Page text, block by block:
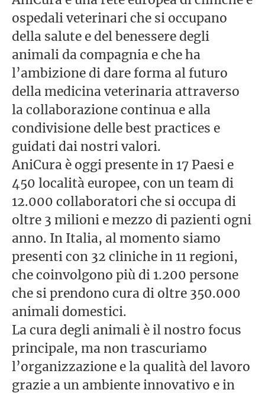
ospedali veterinari che si occupano
della salute e del benessere degli
animali da compagnia e che ha
l’ambizione di dare forma al futuro
della medicina veterinaria attraverso
la collaborazione continua e alla
condivisione delle best practices e
guidati dai nostri valori.
AniCura è oggi presente in 17 Paesi e
450 località europee, con un team di
12.000 collaboratori che si occupa di
oltre 3 milioni e mezzo di pazienti ogni
anno. In Italia, al momento siamo
presenti con 32 cliniche in 11 regioni,
che coinvolgono più di 1.200 persone
che si prendono cura di oltre 350.000
animali domestici.
La cura degli animali è il nostro focus
principale, ma non trascuriamo
l’organizzazione e la qualità del lavoro
grazie a un ambiente innovativo e in